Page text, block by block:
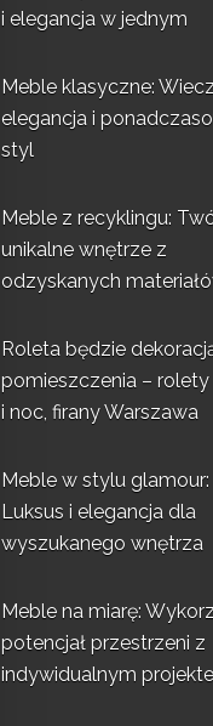
i elegancja w jednym
Meble klasyczne:
elegancja i
styl
Meble z recyklingu:
unikalne wnętrze z
odzyskanych
Roleta będzie
pomieszczenia –
i noc, firany Warszawa
Meble w stylu glamour:
Luksus i elegancja dla
wyszukanego wnętrza
Meble na miarę:
potencjał przestrzeni z
indywidualnym